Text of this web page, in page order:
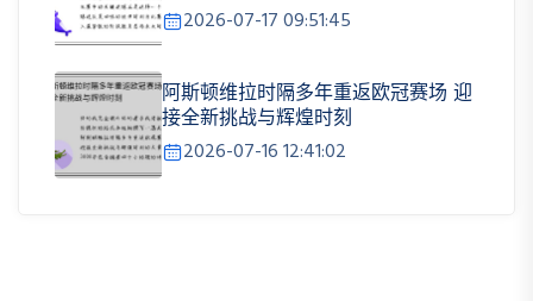
2026-07-17 09:51:45
阿斯顿维拉时隔多年重返欧冠赛场 迎
接全新挑战与辉煌时刻
2026-07-16 12:41:02